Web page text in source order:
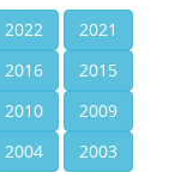
2022
2021
2016
2015
2010
2009
2004
2003